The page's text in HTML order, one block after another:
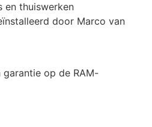
en thuiswerken
door Marco van
garantie op de RAM-